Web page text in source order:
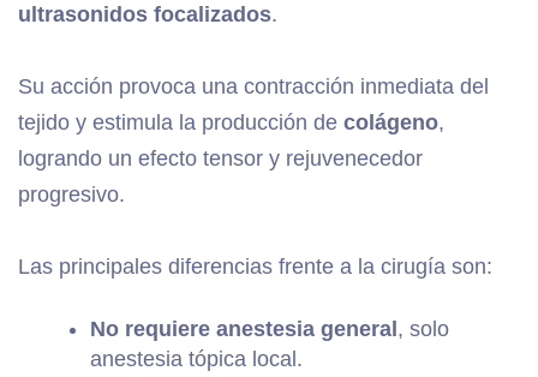
ultrasonidos focalizados.
Su acción provoca una contracción inmediata del
tejido y estimula la producción de colágeno,
logrando un efecto tensor y rejuvenecedor
progresivo.
Las principales diferencias frente a la cirugía son:
No requiere anestesia general , solo
anestesia tópica local.